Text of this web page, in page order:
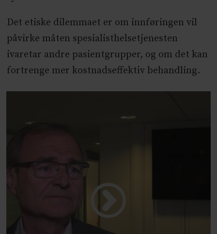
Det etiske dilemmaet er om innføringen vil
påvirke måten spesialisthelsetjenesten
ivaretar andre pasientgrupper, og om det kan
fortrenge mer kostnadseffektiv behandling.